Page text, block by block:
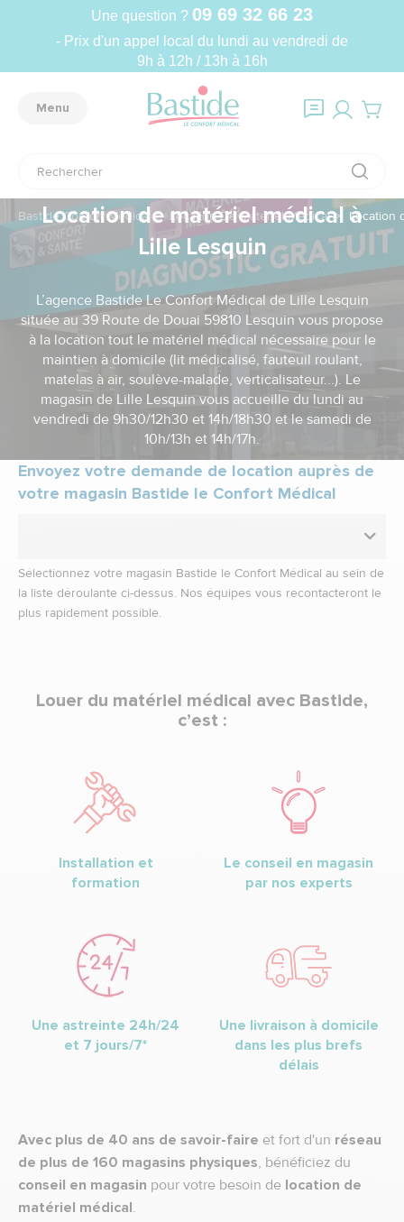
Une question ? 09 69 32 66 23
- Prix d'un appel local du lundi au vendredi de
9h à 12h / 13h à 16h
Menu
Bastide Confort Médical Location De Matériel Médical Location
Location de matériel médical à
Lille Lesquin
L’agence Bastide Le Confort Médical de Lille Lesquin
située au 39 Route de Douai 59810 Lesquin vous propose
à la location tout le matériel médical nécessaire pour le
maintien à domicile (lit médicalisé, fauteuil roulant,
matelas à air, soulève-malade, verticalisateur...). Le
magasin de Lille Lesquin vous accueille du lundi au
vendredi de 9h30/12h30 et 14h/18h30 et le samedi de
10h/13h et 14h/17h.
Envoyez votre demande de location auprès de
votre magasin Bastide le Confort Médical
Sélectionnez votre magasin Bastide le Confort Médical au sein de
la liste déroulante ci-dessus. Nos équipes vous recontacteront le
plus rapidement possible.
Louer du matériel médical avec Bastide,
c’est :
Installation et
formation
Le conseil en magasin
par nos experts
Une astreinte 24h/24
et 7 jours/7*
Une livraison à domicile
dans les plus brefs
délais
Avec plus de 40 ans de savoir-faire et fort d'un réseau
de plus de 160 magasins physiques, bénéficiez du
conseil en magasin pour votre besoin de location de
matériel médical.